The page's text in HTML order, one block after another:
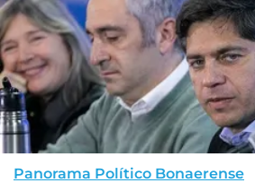
Panorama Político Bonaerense